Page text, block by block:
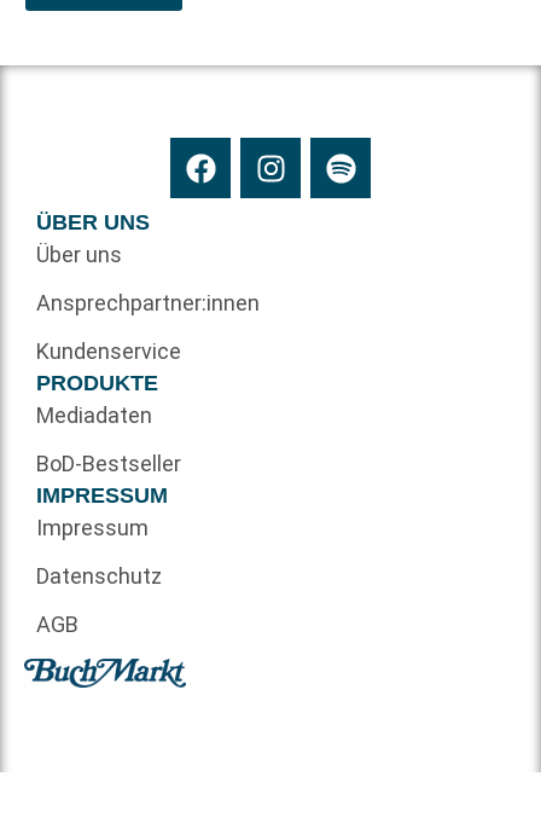
ÜBER UNS
Über uns
Ansprechpartner:innen
Kundenservice
PRODUKTE
Mediadaten
BoD-Bestseller
IMPRESSUM
Impressum
Datenschutz
AGB